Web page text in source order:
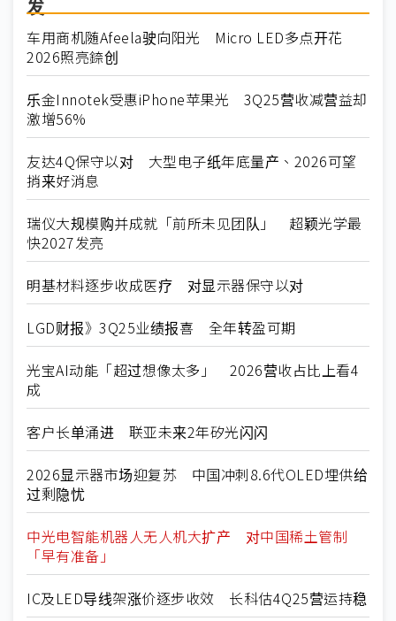
发
车用商机随Afeela驶向阳光 Micro LED多点开花
2026照亮錼创
乐金Innotek受惠iPhone苹果光 3Q25营收减营益却
激增56%
友达4Q保守以对 大型电子纸年底量产、2026可望
捎来好消息
瑞仪大规模购并成就「前所未见团队」 超颖光学最
快2027发亮
明基材料逐步收成医疗 对显示器保守以对
LGD财报》3Q25业绩报喜 全年转盈可期
光宝AI动能「超过想像太多」 2026营收占比上看4
成
客户长单涌进 联亚未来2年矽光闪闪
2026显示器市场迎复苏 中国冲刺8.6代OLED埋供给
过剩隐忧
中光电智能机器人无人机大扩产 对中国稀土管制
「早有准备」
IC及LED导线架涨价逐步收效 长科估4Q25营运持稳